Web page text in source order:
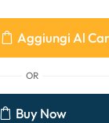
Aggiungi Al
OR
Buy Now